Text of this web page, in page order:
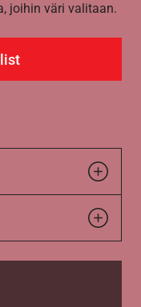
joihin väri valitaan.